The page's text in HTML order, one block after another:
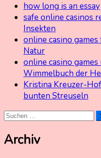
how long is an essay
safe online casinos
Insekten
online casino
Natur
online casino
Wimmelbuch der
Kristina Kreuzer-
bunten Streuseln
Suchen
Archiv